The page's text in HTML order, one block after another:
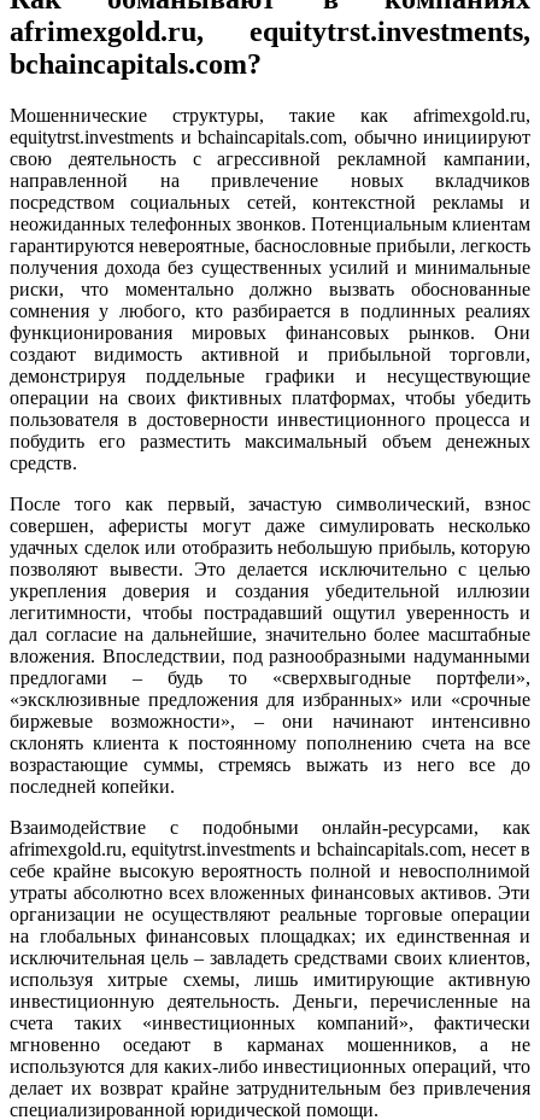
afrimexgold.ru, equitytrst.investments,
bchaincapitals.com?
Мошеннические структуры, такие как afrimexgold.ru,
equitytrst.investments и bchaincapitals.com, обычно инициируют
свою деятельность с агрессивной рекламной кампании,
направленной на привлечение новых вкладчиков
посредством социальных сетей, контекстной рекламы и
неожиданных телефонных звонков. Потенциальным клиентам
гарантируются невероятные, баснословные прибыли, легкость
получения дохода без существенных усилий и минимальные
риски, что моментально должно вызвать обоснованные
сомнения у любого, кто разбирается в подлинных реалиях
функционирования мировых финансовых рынков. Они
создают видимость активной и прибыльной торговли,
демонстрируя поддельные графики и несуществующие
операции на своих фиктивных платформах, чтобы убедить
пользователя в достоверности инвестиционного процесса и
побудить его разместить максимальный объем денежных
средств.
После того как первый, зачастую символический, взнос
совершен, аферисты могут даже симулировать несколько
удачных сделок или отобразить небольшую прибыль, которую
позволяют вывести. Это делается исключительно с целью
укрепления доверия и создания убедительной иллюзии
легитимности, чтобы пострадавший ощутил уверенность и
дал согласие на дальнейшие, значительно более масштабные
вложения. Впоследствии, под разнообразными надуманными
предлогами – будь то «сверхвыгодные портфели»,
«эксклюзивные предложения для избранных» или «срочные
биржевые возможности», – они начинают интенсивно
склонять клиента к постоянному пополнению счета на все
возрастающие суммы, стремясь выжать из него все до
последней копейки.
Взаимодействие с подобными онлайн-ресурсами, как
afrimexgold.ru, equitytrst.investments и bchaincapitals.com, несет в
себе крайне высокую вероятность полной и невосполнимой
утраты абсолютно всех вложенных финансовых активов. Эти
организации не осуществляют реальные торговые операции
на глобальных финансовых площадках; их единственная и
исключительная цель – завладеть средствами своих клиентов,
используя хитрые схемы, лишь имитирующие активную
инвестиционную деятельность. Деньги, перечисленные на
счета таких «инвестиционных компаний», фактически
мгновенно оседают в карманах мошенников, а не
используются для каких-либо инвестиционных операций, что
делает их возврат крайне затруднительным без привлечения
специализированной юридической помощи.